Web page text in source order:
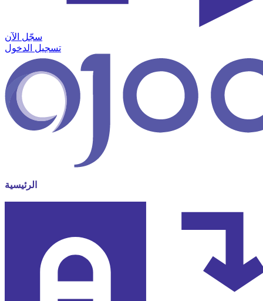
سجّل الآن
تسجيل الدخول
الرئيسية